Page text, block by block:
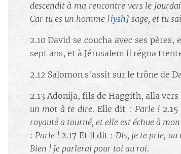
descendit à ma rencontre vers le
Car tu es un homme [iysh] sage, et tu
2.10 David se coucha avec ses
sept ans, et à Jérusalem il régna
2.12 Salomon s'assit sur le trône de
2.13 Adonija, fils de Haggith, alla
un mot à te dire. Elle dit :Parle !
royauté a tourné, et elle est échue à
: Parle ! 2.17 Et il dit : Dis, je te prie,
Bien ! Je parlerai pour toi au roi.